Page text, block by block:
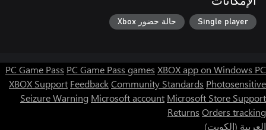
Single player حالة حضور Xbox
PC Game Pass PC Game Pass games XBOX app on Windows PC
XBOX Support FeedbackCommunity Standards Photosensitive
Seizure Warning Microsoft account Microsoft Store Support
Returns Orders tracking
العربية (الكويت)